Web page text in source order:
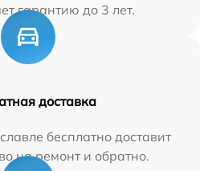
гарантию до 3 лет.
доставка
бесплатно доставит
на ремонт и обратно.